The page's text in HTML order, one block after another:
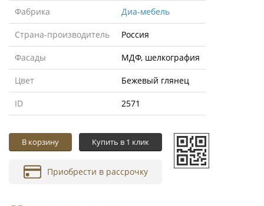
Фабрика Диа-мебель
Страна-производитель Россия
Фасады МДФ, шелкография
Цвет Бежевый глянец
ID 2571
В корзину Купить в 1 клик
Приобрести в рассрочку